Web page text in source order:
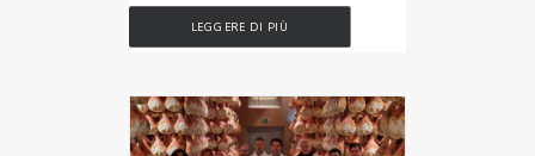
LEGGERE DI PIÙ